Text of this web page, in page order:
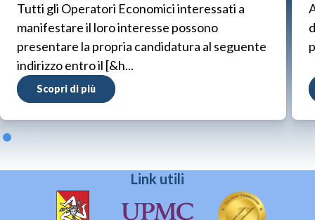
Tutti gli Operatori Economici interessati a
manifestare il loro interesse possono
presentare la propria candidatura al seguente
indirizzo entro il [&h...
Scopri di più
Link utili